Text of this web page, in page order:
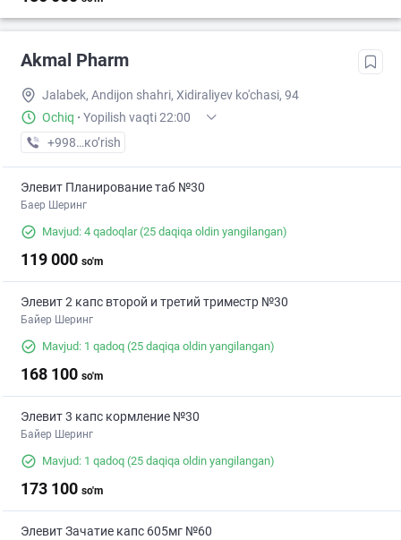
Akmal Pharm
Jalabek, Andijon shahri, Xidiraliyev ko'chasi, 94
Ochiq · Yopilish vaqti 22:00
+998 (90) XXX-XX-XX
кo’rish
Элевит Планирование таб №30
Баер Шеринг
Mavjud: 4 qadoqlar(25 daqiqa oldin yangilangan)
119 000 so'm
Элевит 2 капс второй и третий триместр №30
Байер Шеринг
Mavjud: 1 qadoq (25 daqiqa oldin yangilangan)
168 100 so'm
Элевит 3 капс кормление №30
Байер Шеринг
Mavjud: 1 qadoq (25 daqiqa oldin yangilangan)
173 100 so'm
Элевит Зачатие капс 605мг №60